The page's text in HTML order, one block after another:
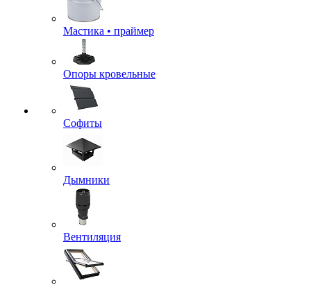
Мастика • праймер
Опоры кровельные
Софиты
Дымники
Вентиляция